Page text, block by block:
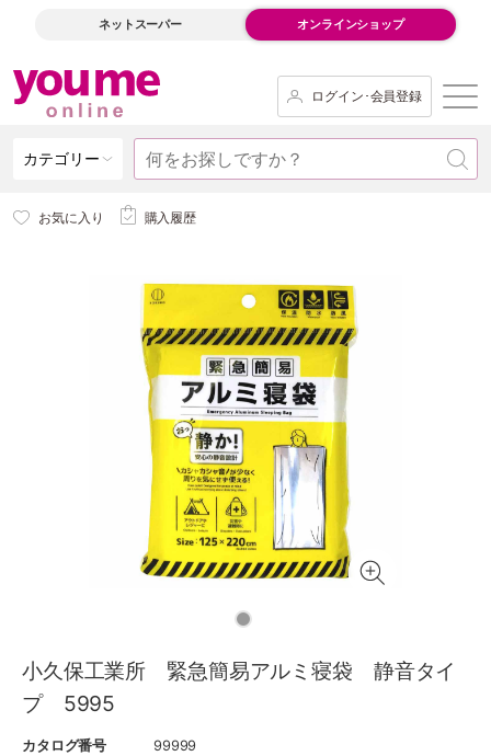
ネットスーパー オンラインショップ
ログイン･会員登録
カテゴリー
お気に入り 購入履歴
小久保工業所 緊急簡易アルミ寝袋 静音タイ
プ 5995
カタログ番号
99999